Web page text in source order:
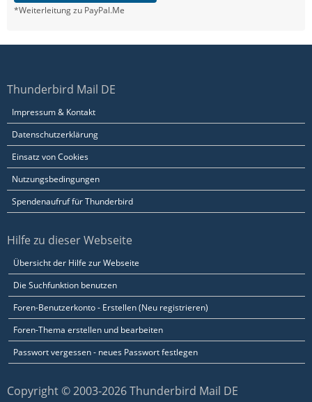
*Weiterleitung zu PayPal.Me
Thunderbird Mail DE
Impressum & Kontakt
Datenschutzerklärung
Einsatz von Cookies
Nutzungsbedingungen
Spendenaufruf für Thunderbird
Hilfe zu dieser Webseite
Übersicht der Hilfe zur Webseite
Die Suchfunktion benutzen
Foren-Benutzerkonto - Erstellen (Neu registrieren)
Foren-Thema erstellen und bearbeiten
Passwort vergessen - neues Passwort festlegen
Copyright © 2003-2026 Thunderbird Mail DE